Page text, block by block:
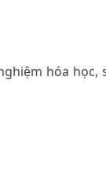
hóa học,